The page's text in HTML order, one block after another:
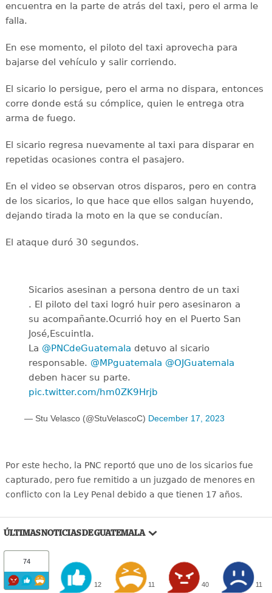
encuentra en la parte de atrás del taxi, pero el arma le
falla.
En ese momento, el piloto del taxi aprovecha para
bajarse del vehículo y salir corriendo.
El sicario lo persigue, pero el arma no dispara, entonces
corre donde está su cómplice, quien le entrega otra
arma de fuego.
El sicario regresa nuevamente al taxi para disparar en
repetidas ocasiones contra el pasajero.
En el video se observan otros disparos, pero en contra
de los sicarios, lo que hace que ellos salgan huyendo,
dejando tirada la moto en la que se conducían.
El ataque duró 30 segundos.
Sicarios asesinan a persona dentro de un taxi
. El piloto del taxi logró huir pero asesinaron a
su acompañante.Ocurrió hoy en el Puerto San
José,Escuintla.
La ⁦ @PNCdeGuatemala ⁩ detuvo al sicario
responsable. ⁦ @MPguatemala @OJGuatemala
deben hacer su parte.
pic.twitter.com/hm0ZK9Hrjb
— Stu Velasco (@StuVelascoC) December 17, 2023
Por este hecho, la PNC reportó que uno de los sicarios fue
capturado, pero fue remitido a un juzgado de menores en
conflicto con la Ley Penal debido a que tienen 17 años.
ÚLTIMAS NOTICIAS DE GUATEMALA
74
12 11 40 11